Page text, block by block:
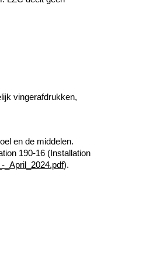
vingerafdrukken,
en de middelen.
190-16 (Installation
_April_2024.pdf).